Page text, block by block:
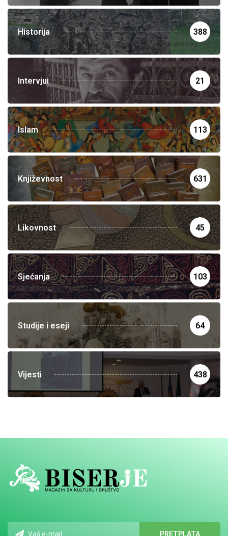
Historija 388
Intervjui 21
Islam 113
Književnost 631
Likovnost 45
Sjećanja 103
Studije i eseji 64
Vijesti 438